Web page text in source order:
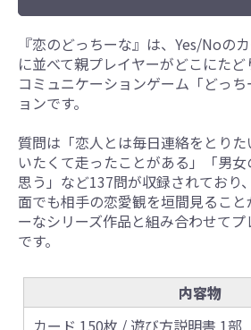
『恋のどっちーな』は、Yes/Noの
に並べて親プレイヤーがどこにた
コミュニケーションゲーム「どっ
ョンです。
質問は「恋人とは毎日連絡をとり
いたくて走ったことがある」「男
思う」など137問が収録されており
面でも相手の恋愛観を垣間見るこ
ーなシリーズ作品と組み合わせて
です。
内容物
カード 150枚 / 遊び方説明書 1部